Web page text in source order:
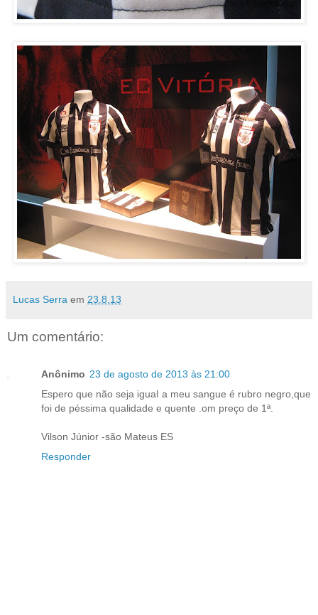
Lucas Serra em 23.8.13
Um comentário:
Anônimo 23 de agosto de 2013 às 21:00
Espero que não seja igual a meu sangue é rubro negro,que
foi de péssima qualidade e quente .om preço de 1ª.
Vilson Júnior -são Mateus ES
Responder